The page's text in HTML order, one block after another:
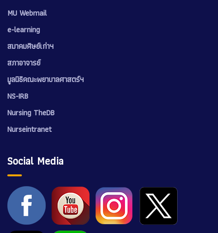
MU Webmail
e-learning
สมาคมศิษย์เก่าฯ
สภาอาจารย์
มูลนิธิคณะพยาบาลศาสตร์ฯ
NS-IRB
Nursing TheDB
Nurseintranet
Social Media